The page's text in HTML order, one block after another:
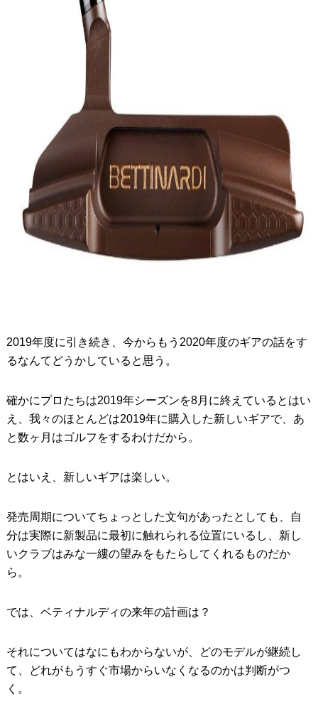
2019年度に引き続き、今からもう2020年度のギアの話をす
るなんてどうかしていると思う。
確かにプロたちは2019年シーズンを8月に終えているとはい
え、我々のほとんどは2019年に購入した新しいギアで、あ
と数ヶ月はゴルフをするわけだから。
とはいえ、新しいギアは楽しい。
発売周期についてちょっとした文句があったとしても、自
分は実際に新製品に最初に触れられる位置にいるし、新し
いクラブはみな一縷の望みをもたらしてくれるものだか
ら。
では、ベティナルディの来年の計画は？
それについてはなにもわからないが、どのモデルが継続し
て、どれがもうすぐ市場からいなくなるのかは判断がつ
く。